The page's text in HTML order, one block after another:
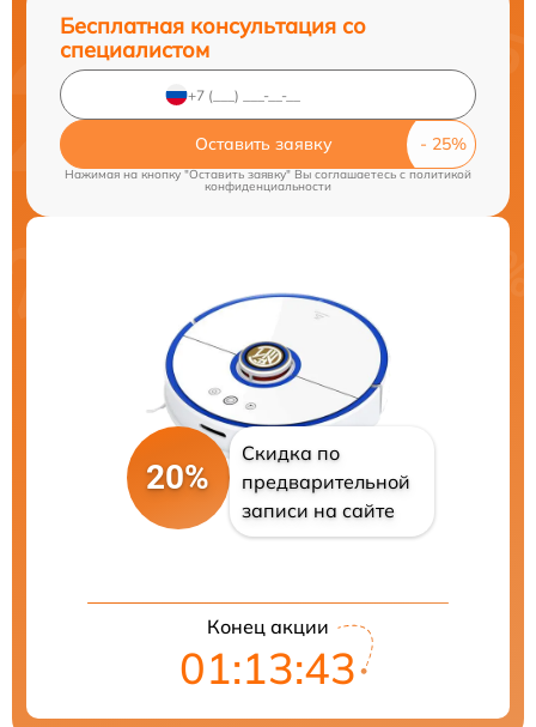
Бесплатная консультация со
специалистом
Оставить заявку
Нажимая на кнопку "Оставить заявку" Вы соглашаетесь cполитикой
конфиденциальности
20%
Скидка по
предварительной
записи на сайте
Конец акции
01:13:42